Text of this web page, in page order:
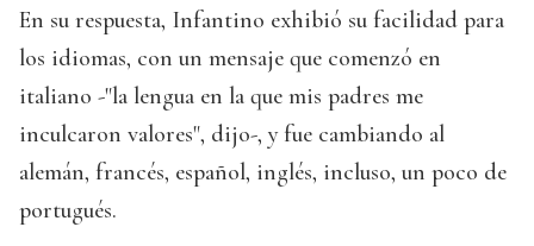
En su respuesta, Infantino exhibió su facilidad para
los idiomas, con un mensaje que comenzó en
italiano -"la lengua en la que mis padres me
inculcaron valores", dijo-, y fue cambiando al
alemán, francés, español, inglés, incluso, un poco de
portugués.